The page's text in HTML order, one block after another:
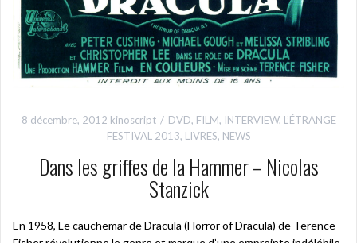
8 décembre, 2012 kinoscript DVD, FILM, INTERVIEW, L’ÉTRANGE
FESTIVAL 2013, LIVRES, NEWS
Dans les griffes de la Hammer – Nicolas
Stanzick
En 1958, Le cauchemar de Dracula (Horror of Dracula) de Terence